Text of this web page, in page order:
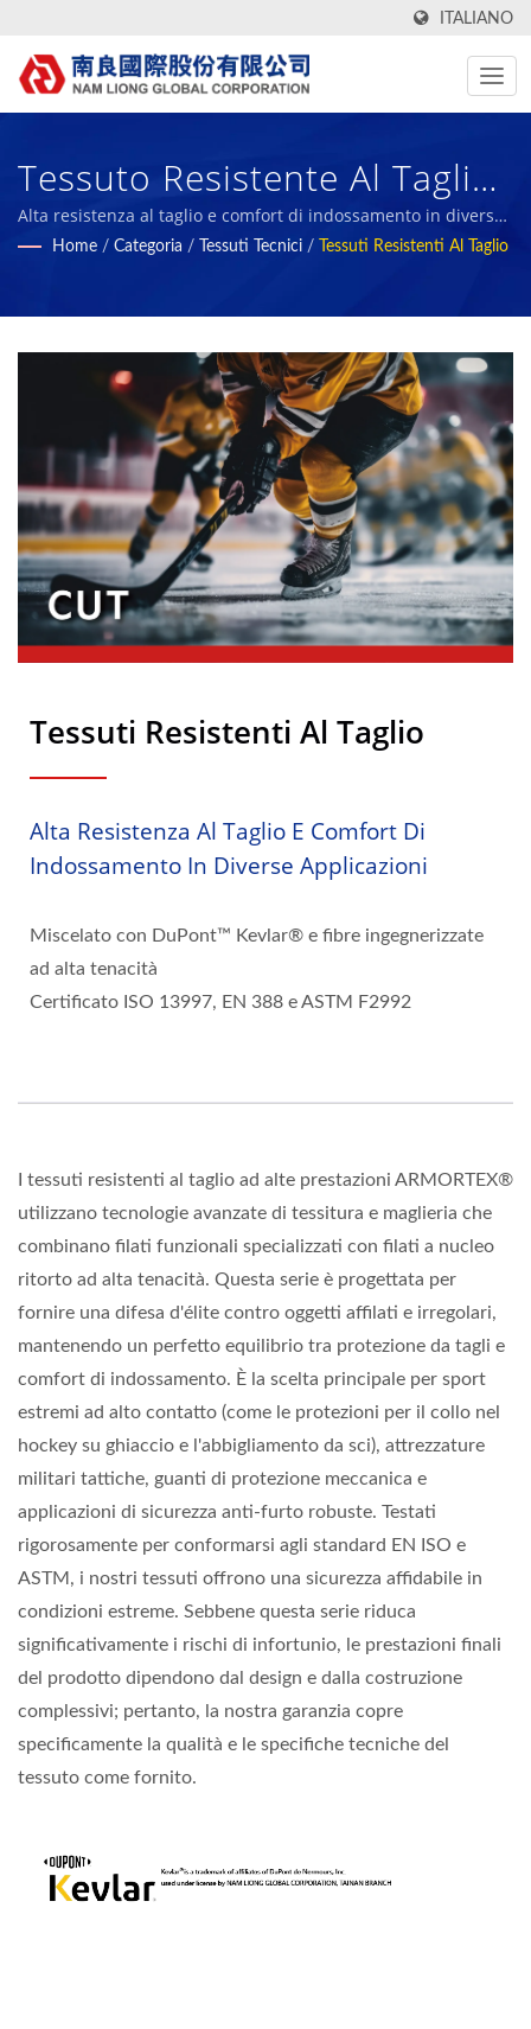
ITALIANO
Tessuto Resistente Al Taglio
ARMORTEX®. / Nam Liong -
Compositi In Schiuma
Polimerica.
Alta resistenza al taglio e comfort di indossamento in diverse
applicazioni / Nam Liong - Produttore professionale di
Home / Categoria / Tessuti Tecnici / Tessuti Resistenti Al Taglio
Tessuti Resistenti Al Taglio
Alta Resistenza Al Taglio E Comfort Di
Indossamento In Diverse Applicazioni
Miscelato con DuPont™ Kevlar® e fibre ingegnerizzate
ad alta tenacità
Certificato ISO 13997, EN 388 e ASTM F2992
I tessuti resistenti al taglio ad alte prestazioni ARMORTEX®
utilizzano tecnologie avanzate di tessitura e maglieria che
combinano filati funzionali specializzati con filati a nucleo
ritorto ad alta tenacità. Questa serie è progettata per
fornire una difesa d'élite contro oggetti affilati e irregolari,
mantenendo un perfetto equilibrio tra protezione da tagli e
comfort di indossamento. È la scelta principale per sport
estremi ad alto contatto (come le protezioni per il collo nel
hockey su ghiaccio e l'abbigliamento da sci), attrezzature
militari tattiche, guanti di protezione meccanica e
applicazioni di sicurezza anti-furto robuste. Testati
rigorosamente per conformarsi agli standard EN ISO e
ASTM, i nostri tessuti offrono una sicurezza affidabile in
condizioni estreme. Sebbene questa serie riduca
significativamente i rischi di infortunio, le prestazioni finali
del prodotto dipendono dal design e dalla costruzione
complessivi; pertanto, la nostra garanzia copre
specificamente la qualità e le specifiche tecniche del
tessuto come fornito.